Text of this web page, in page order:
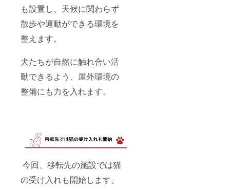
も設置し、天候に関わらず
散歩や運動ができる環境を
整えます。
犬たちが自然に触れ合い活
動できるよう、屋外環境の
整備にも力を入れます。
今回、移転先の施設では猫
の受け入れも開始します。